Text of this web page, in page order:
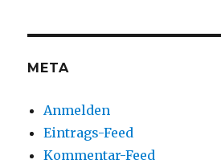
anzeigenanzeigen
META
Anmelden
Eintrags-Feed
Kommentar-Feed